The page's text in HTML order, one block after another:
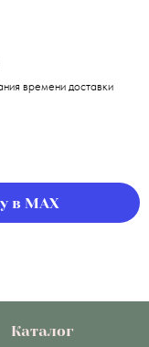
времени доставки
в MAX
Каталог